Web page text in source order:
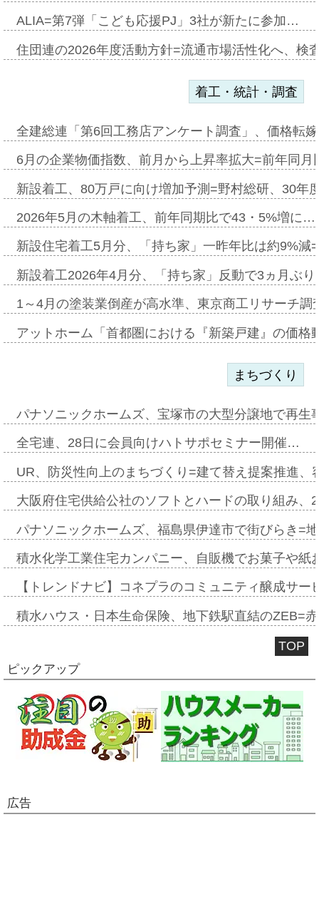
ALIA=第7弾「こども応援PJ」3社が新たに参加…
住団連の2026年度活動方針=流通市場活性化へ、検
着工・統計・調査
全建総連「第6回工務店アンケート調査」、価格転
6月の企業物価指数、前月から上昇率拡大=前年同
新設着工、80万戸に向け増加予測=野村総研、30年
2026年5月の木軸着工、前年同期比で43・5%増に…
新設住宅着工5月分、「持ち家」一昨年比は約9%
新設着工2026年4月分、「持ち家」反動で3ヵ月ぶ
1～4月の塗装業倒産が高水準、東京商工リサーチ
アットホーム「首都圏における『新築戸建』の価
まちづくり
パナソニックホームズ、宝塚市の大型分譲地で再
全宅連、28日に会員向けハトサポセミナー開催…
UR、防災性向上のまちづくり=建て替え提案推進
大阪府住宅供給公社のソフトとハードの取り組み
パナソニックホームズ、福島県伊達市で街びらき=
積水化学工業住宅カンパニー、自販機でお菓子や
【トレンドナビ】コネプラのコミュニティ醸成サ
積水ハウス・日本生命保険、地下鉄駅直結のZEB=
TOP
ピックアップ
広告